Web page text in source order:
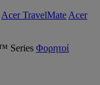
Acer TravelMate Acer
Φορητοί